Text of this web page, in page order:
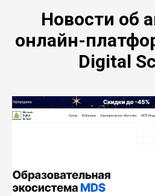
Новости об
онлайн-
Digital